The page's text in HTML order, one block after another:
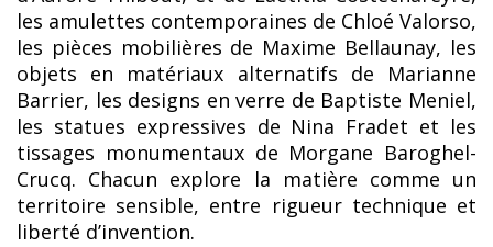
les amulettes contemporaines de Chloé Valorso,
les pièces mobilières de Maxime Bellaunay, les
objets en matériaux alternatifs de Marianne
Barrier, les designs en verre de Baptiste Meniel,
les statues expressives de Nina Fradet et les
tissages monumentaux de Morgane Baroghel-
Crucq. Chacun explore la matière comme un
territoire sensible, entre rigueur technique et
liberté d’invention.